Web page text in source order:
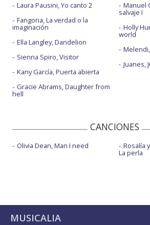
Laura Pausini, Yo canto 2
Fangoria, La verdad o la
imaginación
Ella Langley, Dandelion
Sienna Spiro, Visitor
Kany García, Puerta abierta
Gracie Abrams, Daughter from
hell
Manuel
salvaje I
Holly
world
Juanes,
CANCIONES
Olivia Dean, Man I need Rosalía
La perla
MUSICALIA